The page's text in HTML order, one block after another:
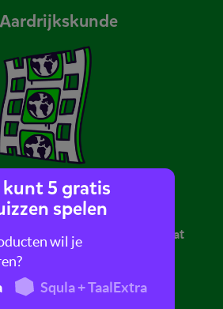
gratis demo van Squla.
Bestel nu
0 1
Aardrijkskunde
Religie
je meer over het jodendom, wat
en wat een bar mitswa is.
kunt 5 gratis
spelen
wil je
Squla + TaalExtra